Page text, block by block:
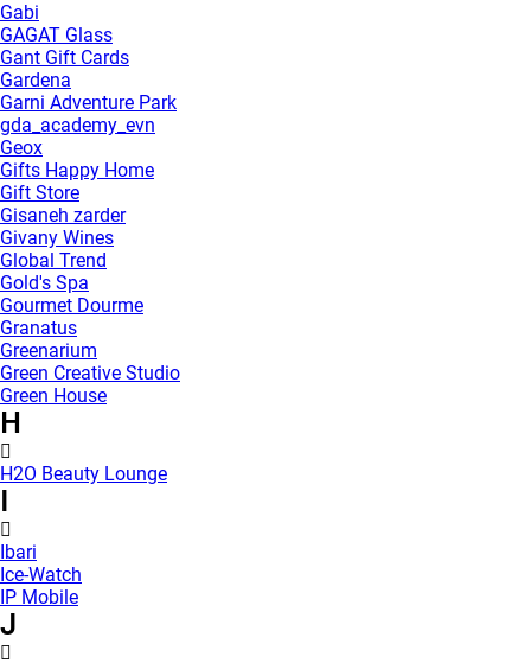
Gabi
GAGAT Glass
Gant Gift Cards
Gardena
Garni Adventure Park
gda_academy_evn
Geox
Gifts Happy Home
Gift Store
Gisaneh zarder
Givany Wines
Global Trend
Gold's Spa
Gourmet Dourme
Granatus
Greenarium
Green Creative Studio
Green House
H
H2O Beauty Lounge
Ibari
Ice-Watch
IP Mobile
J